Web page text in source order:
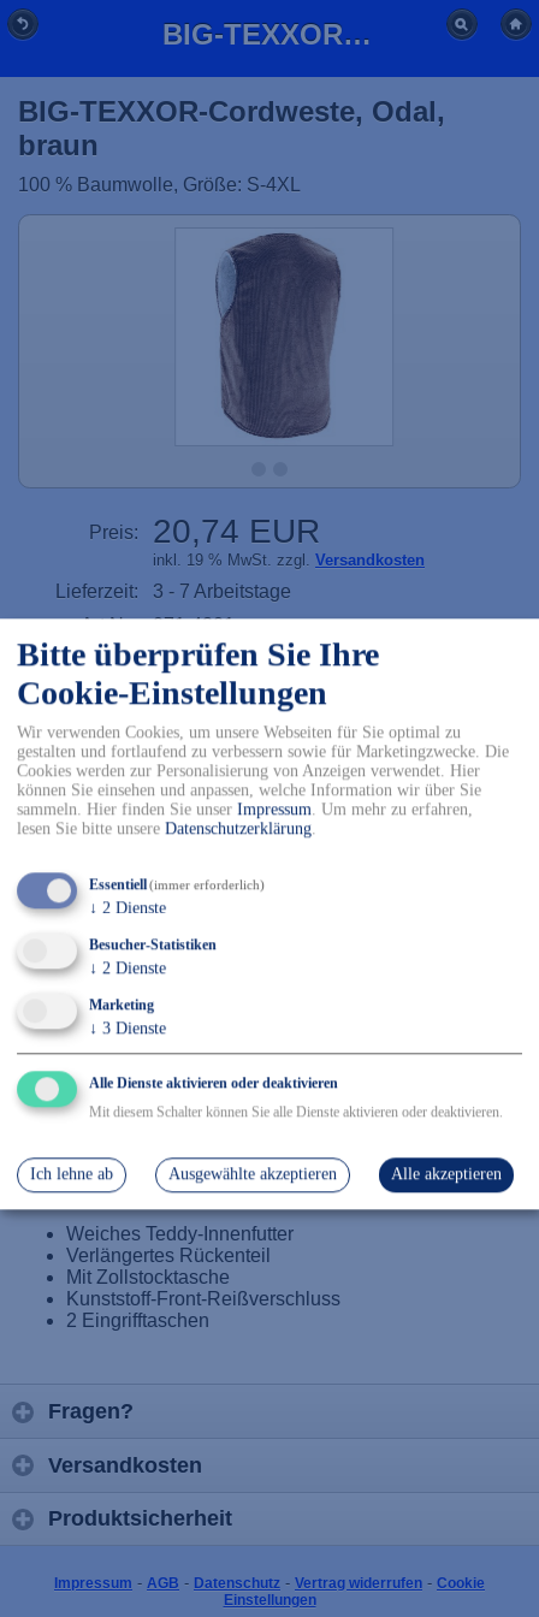
Bitte überprüfen Sie Ihre
Cookie-Einstellungen
Wir verwenden Cookies, um unsere Webseiten für Sie optimal zu
gestalten und fortlaufend zu verbessern sowie für Marketingzwecke. Die
Cookies werden zur Personalisierung von Anzeigen verwendet. Hier
können Sie einsehen und anpassen, welche Information wir über Sie
sammeln. Hier finden Sie unser Impressum. Um mehr zu erfahren,
lesen Sie bitte unsere Datenschutzerklärung.
Essentiell(immer erforderlich)
↓ 2 Dienste
Besucher-Statistiken
↓ 2 Dienste
Marketing
↓ 3 Dienste
Alle Dienste aktivieren oder deaktivieren
Mit diesem Schalter können Sie alle Dienste aktivieren oder deaktivieren.
Ich lehne ab Ausgewählte akzeptieren Alle akzeptieren
BIG-TEXXOR-Cordweste, Odal, braun
BIG-TEXXOR-Cordweste, Odal,
braun
100 % Baumwolle, Größe: S-4XL
Preis: 20,74 EUR
inkl. 19 % MwSt. zzgl. Versandkosten
Lieferzeit:
3 - 7 Arbeitstage
Art.Nr.:
071-4201-
Größe
S M L XL
2XL 3XL 4XL
✓ Kostenfreier Versand innerhalb DE ab 150€
✓ Versand mit DHL
✓ Kostenfreier Rückversand
100 % Baumwolle, Größe: S-4XL
Weiches Teddy-Innenfutter
Verlängertes Rückenteil
Mit Zollstocktasche
Kunststoff-Front-Reißverschluss
2 Eingrifftaschen
Fragen?
Versandkosten
Produktsicherheit
Impressum - AGB - Datenschutz - Vertrag widerrufen - Cookie
Einstellungen